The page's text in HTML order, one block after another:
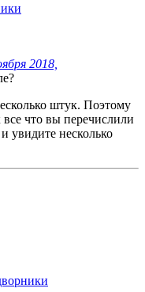
2018,
штук. Поэтому
все что вы перечислили
увидите несколько